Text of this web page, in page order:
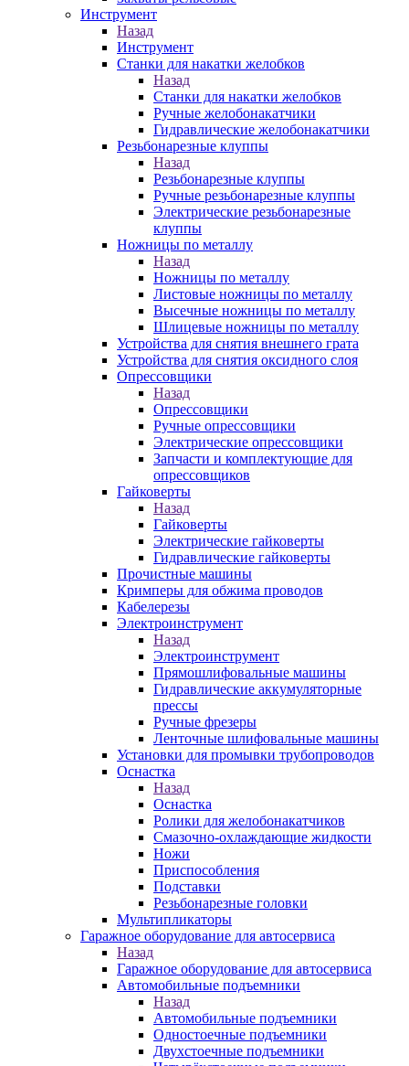
Инструмент
Назад
Инструмент
Станки для накатки желобков
Назад
Станки для накатки желобков
Ручные желобонакатчики
Гидравлические желобонакатчики
Резьбонарезные клуппы
Назад
Резьбонарезные клуппы
Ручные резьбонарезные клуппы
Электрические резьбонарезные
клуппы
Ножницы по металлу
Назад
Ножницы по металлу
Листовые ножницы по металлу
Высечные ножницы по металлу
Шлицевые ножницы по металлу
Устройства для снятия внешнего грата
Устройства для снятия оксидного слоя
Опрессовщики
Назад
Опрессовщики
Ручные опрессовщики
Электрические опрессовщики
Запчасти и комплектующие для
опрессовщиков
Гайковерты
Назад
Гайковерты
Электрические гайковерты
Гидравлические гайковерты
Прочистные машины
Кримперы для обжима проводов
Кабелерезы
Электроинструмент
Назад
Электроинструмент
Прямошлифовальные машины
Гидравлические аккумуляторные
прессы
Ручные фрезеры
Ленточные шлифовальные машины
Установки для промывки трубопроводов
Оснастка
Назад
Оснастка
Ролики для желобонакатчиков
Смазочно-охлаждающие жидкости
Ножи
Приспособления
Подставки
Резьбонарезные головки
Мультипликаторы
Гаражное оборудование для автосервиса
Назад
Гаражное оборудование для автосервиса
Автомобильные подъемники
Назад
Автомобильные подъемники
Одностоечные подъемники
Двухстоечные подъемники